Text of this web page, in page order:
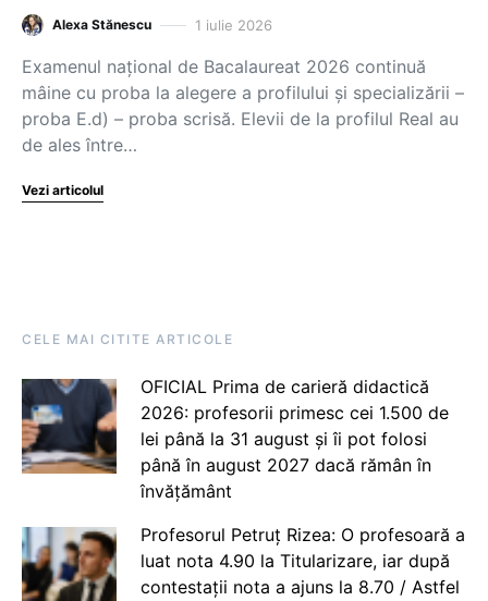
Alexa Stănescu 1 iulie 2026
Examenul național de Bacalaureat 2026 continuă
mâine cu proba la alegere a profilului și specializării –
proba E.d) – proba scrisă. Elevii de la profilul Real au
de ales între…
Vezi articolul
CELE MAI CITITE ARTICOLE
OFICIAL Prima de carieră didactică
2026: profesorii primesc cei 1.500 de
lei până la 31 august și îi pot folosi
până în august 2027 dacă rămân în
învățământ
Profesorul Petruț Rizea: O profesoară a
luat nota 4.90 la Titularizare, iar după
contestații nota a ajuns la 8.70 / Astfel